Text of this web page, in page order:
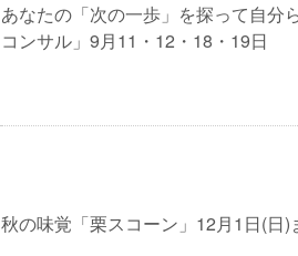
あなたの「次の一歩」を探って自分
コンサル」9月11・12・18・19日
秋の味覚「栗スコーン」12月1日(日)